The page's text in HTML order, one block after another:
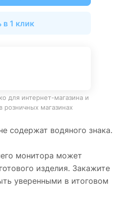
в 1 клик
для интернет-магазина и
розничных магазинах
содержат водяного знака.
монитора может
изделия. Закажите
уверенными в итоговом